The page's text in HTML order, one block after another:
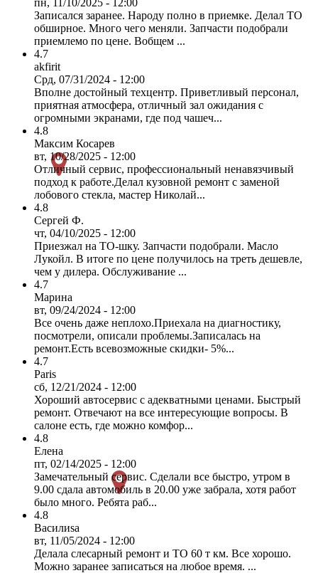
Записался заранее. Народу полно в приемке. Делал ТО
обширное. Много чего меняли. Запчасти подобрали
приемлемо по цене. Вобщем ...
4.7
akfirit
Срд, 07/31/2024 - 12:00
Вполне достойный техцентр. Приветливый персонал,
приятная атмосфера, отличный зал ожидания с
огромными экранами, где под чашеч...
4.8
Максим Косарев
вт, 10/28/2025 - 12:00
Отличный сервис, профессиональный ненавязчивый
подход к работе.Делал кузовной ремонт с заменой
лобового стекла, мастер Николай...
4.8
Сергей Ф.
чт, 04/10/2025 - 12:00
Приезжал на ТО-шку. Запчасти подобрали. Масло
Лукойл. В итоге по цене получилось на треть дешевле,
чем у дилера. Обслуживание ...
4.7
Марина
вт, 09/24/2024 - 12:00
Все очень даже неплохо.Приехала на диагностику,
посмотрели, описали проблемы.Записалась на
ремонт.Есть всевозможные скидки- 5%...
4.7
Paris
сб, 12/21/2024 - 12:00
Хороший автосервис с адекватными ценами. Быстрый
ремонт. Отвечают на все интересующие вопросы. В
салоне есть, где можно комфор...
4.8
Елена
пт, 02/14/2025 - 12:00
Замечательный сервис. Сделали все быстро, утром в
9.00 сдала автомобиль в 20.00 уже забрала, хотя работ
было много. Ребята раб...
4.8
Василиsa
вт, 11/05/2024 - 12:00
Делала слесарный ремонт и ТО 60 т км. Все хорошо.
Можно заранее записаться на любое время. ...